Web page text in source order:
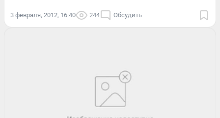
3 февраля, 2012, 16:40 244 Обсудить